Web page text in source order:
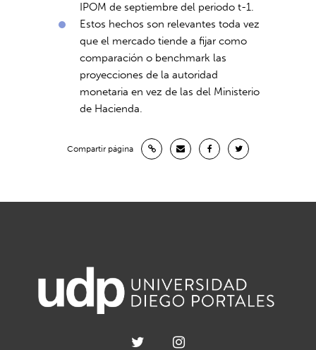
IPOM de septiembre del periodo t-1.
Estos hechos son relevantes toda vez
que el mercado tiende a fijar como
comparación o benchmark las
proyecciones de la autoridad
monetaria en vez de las del Ministerio
de Hacienda.
Compartir página